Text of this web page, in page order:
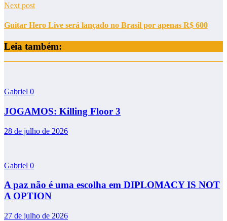
Next post
Guitar Hero Live será lançado no Brasil por apenas R$ 600
Leia também:
Gabriel 0
JOGAMOS: Killing Floor 3
28 de julho de 2026
Gabriel 0
A paz não é uma escolha em DIPLOMACY IS NOT
A OPTION
27 de julho de 2026